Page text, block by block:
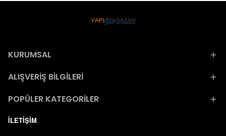
KURUMSAL
ALIŞVERİŞ BİLGİLERİ
POPÜLER KATEGORİLER
İLETİŞİM